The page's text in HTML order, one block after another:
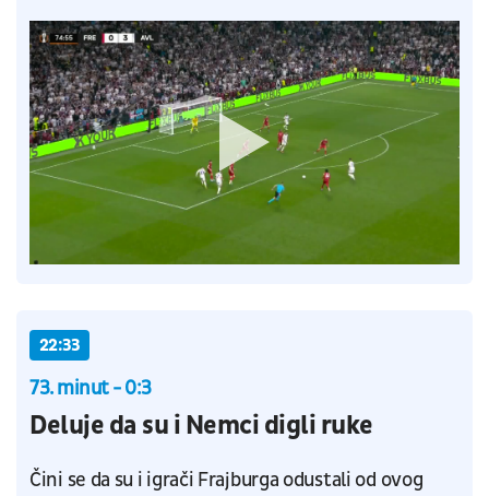
22:33
73. minut - 0:3
Deluje da su i Nemci digli ruke
Čini se da su i igrači Frajburga odustali od ovog